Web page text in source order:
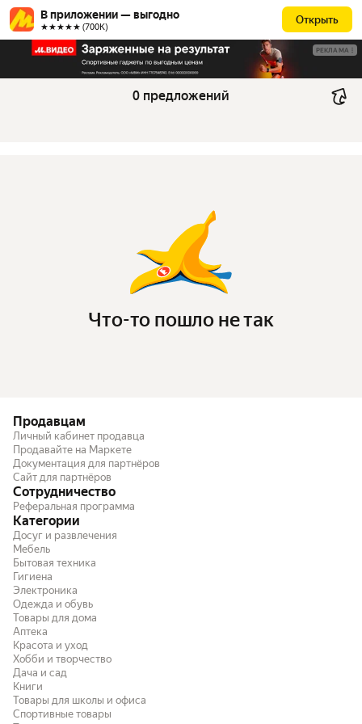
В приложении — выгодно
★★★★★ (700К)
Открыть
РЕКЛАМА
0 предложений
Что-то пошло не так
Продавцам
Личный кабинет продавца
Продавайте на Маркете
Документация для партнёров
Сайт для партнёров
Сотрудничество
Реферальная программа
Категории
Досуг и развлечения
Мебель
Бытовая техника
Гигиена
Электроника
Одежда и обувь
Товары для дома
Аптека
Красота и уход
Хобби и творчество
Дача и сад
Книги
Товары для школы и офиса
Спортивные товары